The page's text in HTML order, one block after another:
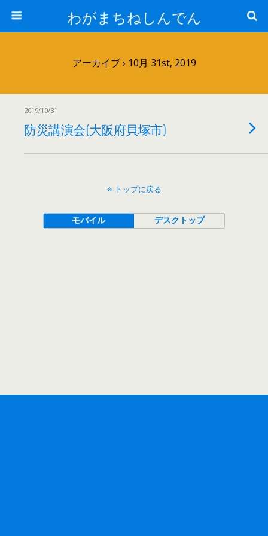
わがまちねしんでん
アーカイブ › 10月 31st, 2019
2019/10/31
防災講演会(大阪府貝塚市)
トップに戻る
モバイル デスクトップ